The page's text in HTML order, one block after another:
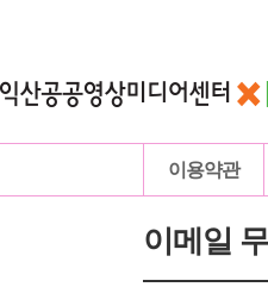
이용약관
이메일